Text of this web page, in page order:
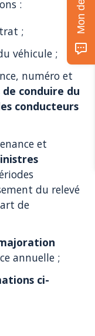
:
;
véhicule ;
numéro et
conduire du
conducteurs
et
du relevé
de
annuelle ;
ci-